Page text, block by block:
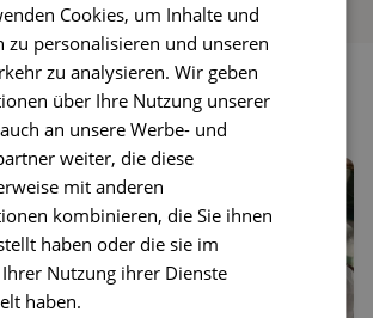
gefallen
Cookies, um Inhalte und
zu personalisieren und unseren
zu analysieren. Wir geben
über Ihre Nutzung unserer
an unsere Werbe- und
weiter, die diese
mit anderen
kombinieren, die Sie ihnen
haben oder die sie im
Ihrer Nutzung ihrer Dienste
haben.